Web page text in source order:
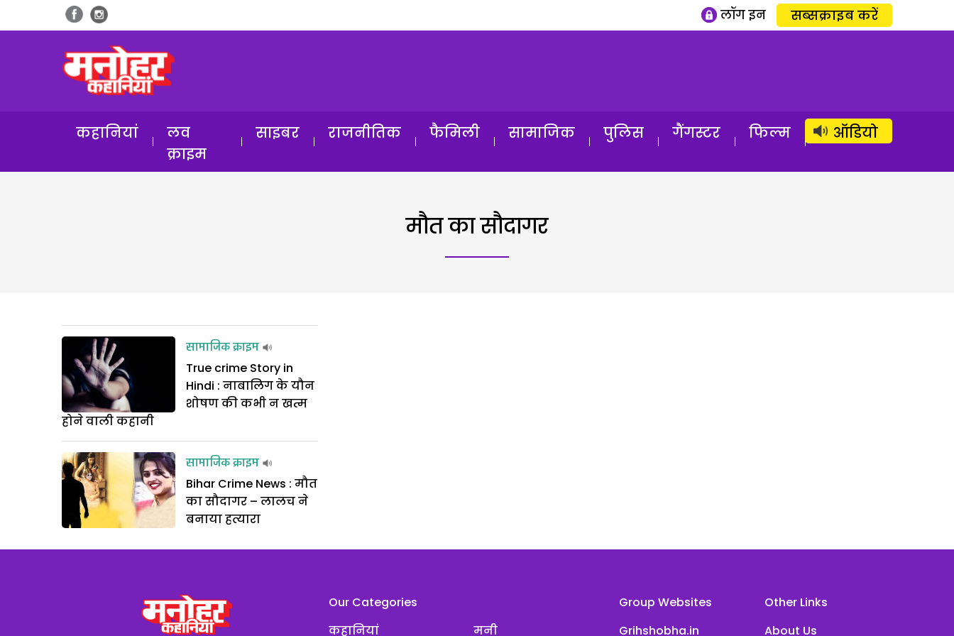
लॉग इन सब्सक्राइब करें
कहानियां
लव
क्राइम
साइबर राजनीतिक फैमिली सामाजिक पुलिस गैंगस्टर फिल्म ऑडियो
मौत का सौदागर
सामाजिक क्राइम
True crime Story in
Hindi : नाबालिग के यौन
शोषण की कभी न खत्म
होने वाली कहानी
सामाजिक क्राइम
Bihar Crime News : मौत
का सौदागर – लालच ने
बनाया हत्यारा
Our Categories
कहानियां
मनी
Group Websites
Grihshobha.in
Other Links
About Us